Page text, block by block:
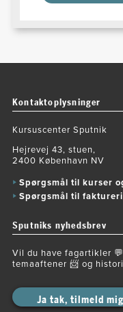
Kontaktoplysninger
Kursuscenter Sputnik
Hejrevej 43, stuen,
2400 København NV
Spørgsmål til kurser
Spørgsmål til
Sputniks nyhedsbrev
Vil du have fagartikler
temaaftener 📨 og
Ja tak, tilmeld